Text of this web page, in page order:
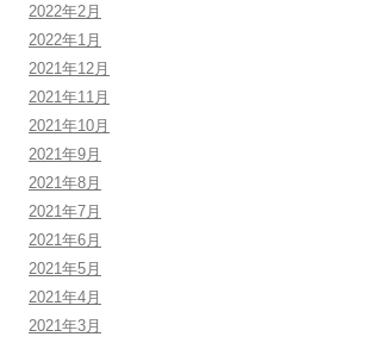
2022年2月
2022年1月
2021年12月
2021年11月
2021年10月
2021年9月
2021年8月
2021年7月
2021年6月
2021年5月
2021年4月
2021年3月